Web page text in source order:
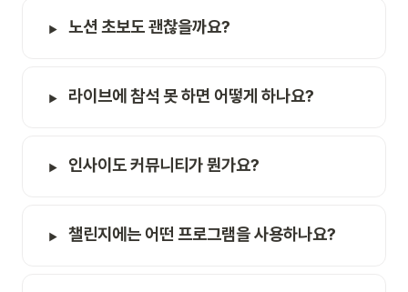
노션 초보도 괜찮을까요?
라이브에 참석 못 하면 어떻게 하나요?
인사이도 커뮤니티가 뭔가요?
챌린지에는 어떤 프로그램을 사용하나요?